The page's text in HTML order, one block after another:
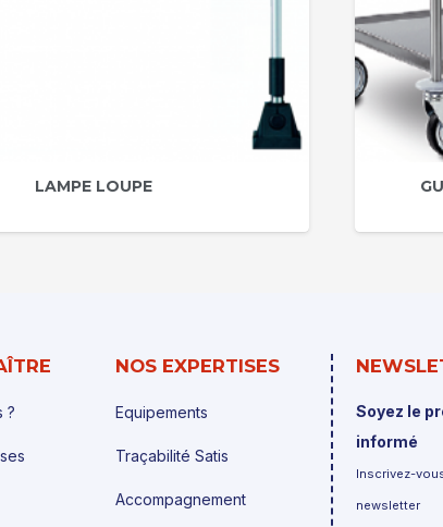
LAMPE LOUPE
?
NOS EXPERTISES
Equipements
Traçabilité Satis
Accompagnement
Soyez le
informé
Inscrivez-
newsletter